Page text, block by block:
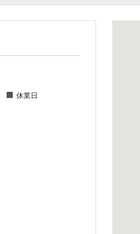
休業日